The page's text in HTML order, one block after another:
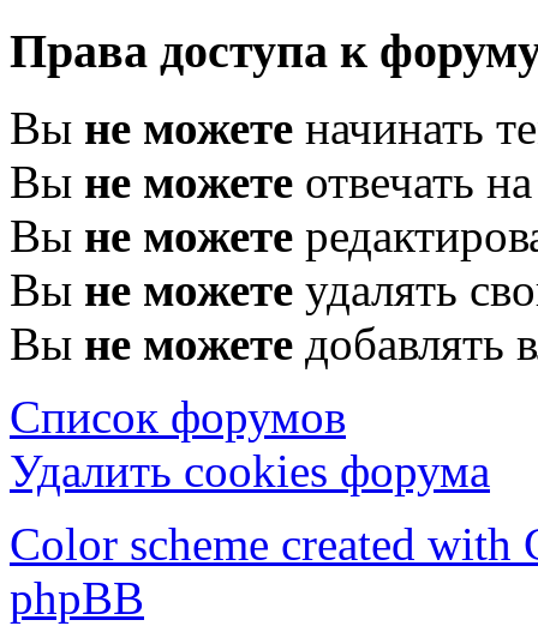
Права доступа к
Вы не можете начинать
Вы не можете отвечать
Вы не можете
Вы не можете удалять
Вы не можете добавлять
Список форумов
Удалить cookies форума
Color scheme created with
phpBB